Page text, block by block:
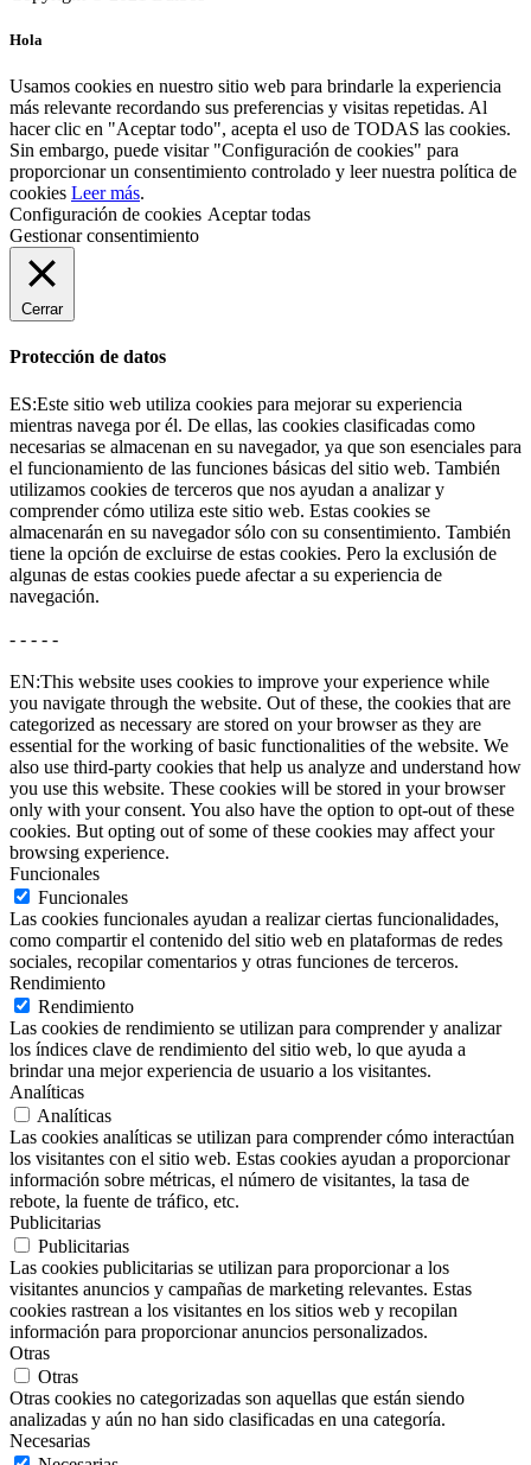
Hola
Usamos cookies en nuestro sitio web para brindarle la experiencia
más relevante recordando sus preferencias y visitas repetidas. Al
hacer clic en "Aceptar todo", acepta el uso de TODAS las cookies.
Sin embargo, puede visitar "Configuración de cookies" para
proporcionar un consentimiento controlado y leer nuestra política de
cookies Leer más.
Configuración de cookies Aceptar todas
Gestionar consentimiento
Cerrar
Protección de datos
ES:Este sitio web utiliza cookies para mejorar su experiencia
mientras navega por él. De ellas, las cookies clasificadas como
necesarias se almacenan en su navegador, ya que son esenciales para
el funcionamiento de las funciones básicas del sitio web. También
utilizamos cookies de terceros que nos ayudan a analizar y
comprender cómo utiliza este sitio web. Estas cookies se
almacenarán en su navegador sólo con su consentimiento. También
tiene la opción de excluirse de estas cookies. Pero la exclusión de
algunas de estas cookies puede afectar a su experiencia de
navegación.
- - - - -
EN:This website uses cookies to improve your experience while
you navigate through the website. Out of these, the cookies that are
categorized as necessary are stored on your browser as they are
essential for the working of basic functionalities of the website. We
also use third-party cookies that help us analyze and understand how
you use this website. These cookies will be stored in your browser
only with your consent. You also have the option to opt-out of these
cookies. But opting out of some of these cookies may affect your
browsing experience.
Funcionales
Funcionales
Las cookies funcionales ayudan a realizar ciertas funcionalidades,
como compartir el contenido del sitio web en plataformas de redes
sociales, recopilar comentarios y otras funciones de terceros.
Rendimiento
Rendimiento
Las cookies de rendimiento se utilizan para comprender y analizar
los índices clave de rendimiento del sitio web, lo que ayuda a
brindar una mejor experiencia de usuario a los visitantes.
Analíticas
Analíticas
Las cookies analíticas se utilizan para comprender cómo interactúan
los visitantes con el sitio web. Estas cookies ayudan a proporcionar
información sobre métricas, el número de visitantes, la tasa de
rebote, la fuente de tráfico, etc.
Publicitarias
Publicitarias
Las cookies publicitarias se utilizan para proporcionar a los
visitantes anuncios y campañas de marketing relevantes. Estas
cookies rastrean a los visitantes en los sitios web y recopilan
información para proporcionar anuncios personalizados.
Otras
Otras
Otras cookies no categorizadas son aquellas que están siendo
analizadas y aún no han sido clasificadas en una categoría.
Necesarias